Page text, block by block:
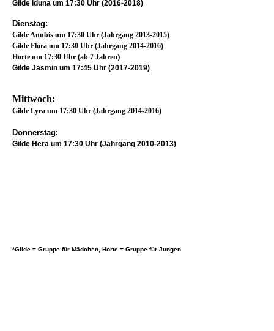
Gilde Iduna um 17:30 Uhr (2016-2018)
Dienstag:
Gilde Anubis um 17:30 Uhr (Jahrgang 2013-2015)
Gilde Flora um 17:30 Uhr (Jahrgang 2014-2016)
Horte um 17:30 Uhr (ab 7 Jahren)
Gilde Jasmin um 17:45 Uhr (2017-2019)
Mittwoch:
Gilde Lyra um 17:30 Uhr (Jahrgang 2014-2016)
Donnerstag:
Gilde Hera um 17:30 Uhr (Jahrgang 2010-2013)
*Gilde = Gruppe für Mädchen, Horte = Gruppe für Jungen